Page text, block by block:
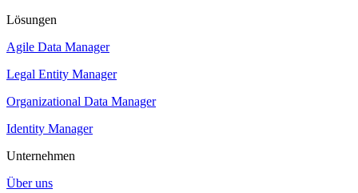
Lösungen
Agile Data Manager
Legal Entity Manager
Organizational Data Manager
Identity Manager
Unternehmen
Über uns